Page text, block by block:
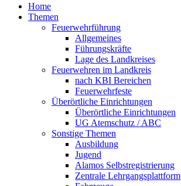
Home
Themen
Feuerwehrführung
Allgemeines
Führungskräfte
Lage des Landkreises
Feuerwehren im Landkreis
nach KBI Bereichen
Feuerwehrfeste
Überörtliche Einrichtungen
Überörtliche Einrichtungen
UG Atemschutz / ABC
Sonstige Themen
Ausbildung
Jugend
Alamos Selbstregistrierung
Zentrale Lehrgangsplattform